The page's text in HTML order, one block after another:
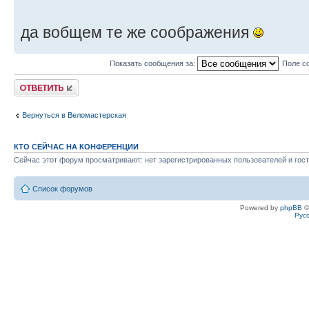
да вобщем те же соображения
Показать сообщения за: Поле
Ответить
Вернуться в Веломастерская
КТО СЕЙЧАС НА КОНФЕРЕНЦИИ
Сейчас этот форум просматривают: нет зарегистрированных пользователей и
Список форумов
Powered by phpBB